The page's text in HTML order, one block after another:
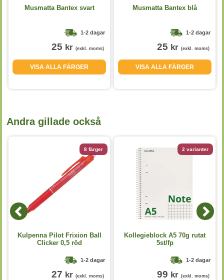
Musmatta Bantex svart
1-2 dagar
25 kr (exkl. moms)
VISA ALLA FÄRGER
Musmatta Bantex blå
1-2 dagar
25 kr (exkl. moms)
VISA ALLA FÄRGER
Andra gillade också
8 färger
Kulpenna Pilot Frixion Ball
Clicker 0,5 röd
1-2 dagar
27 kr (exkl. moms)
2 varianter
Kollegieblock A5 70g rutat
5st/fp
1-2 dagar
99 kr (exkl. moms)